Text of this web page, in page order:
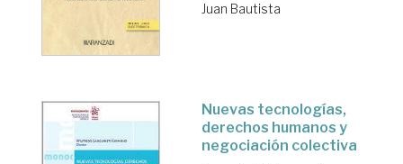
Juan Bautista
Nuevas tecnologías,
derechos humanos y
negociación colectiva